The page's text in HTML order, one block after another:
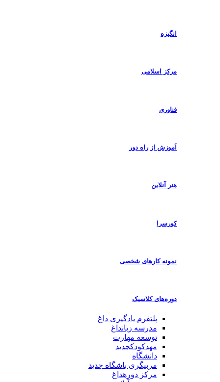
مرکز اسلامی
فناوری
آموزش از راه دور
هنر آنلاین
کورسرا
نمونه کارهای شخصی
دوره‌های کلاسیک
پلتفرم یادگیریداغ
مدرسه زبانداغ
توسعه مهارت
مهدکودکجدید
دانشگاه
مربیگری باشگاهجدید
مرکز دوره داغ